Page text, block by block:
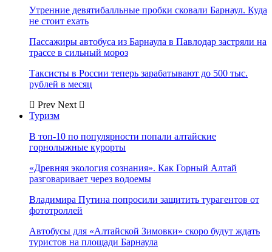
Утренние девятибалльные пробки сковали Барнаул. Куда
не стоит ехать
Пассажиры автобуса из Барнаула в Павлодар застряли на
трассе в сильный мороз
Таксисты в России теперь зарабатывают до 500 тыс.
рублей в месяц
Prev Next
Туризм
В топ-10 по популярности попали алтайские
горнолыжные курорты
«Древняя экология сознания». Как Горный Алтай
разговаривает через водоемы
Владимира Путина попросили защитить турагентов от
фототроллей
Автобусы для «Алтайской Зимовки» скоро будут ждать
туристов на площади Барнаула